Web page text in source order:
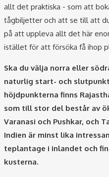
allt det praktiska - som att
tågbiljetter och att se till att
på att uppleva allt det här
istället för att försöka få ihop
Ska du välja norra eller
naturlig start- och
höjdpunkterna finns
som till stor del består av
Varanasi och Pushkar, och
Indien är minst lika
teplantage i inlandet och
kusterna.